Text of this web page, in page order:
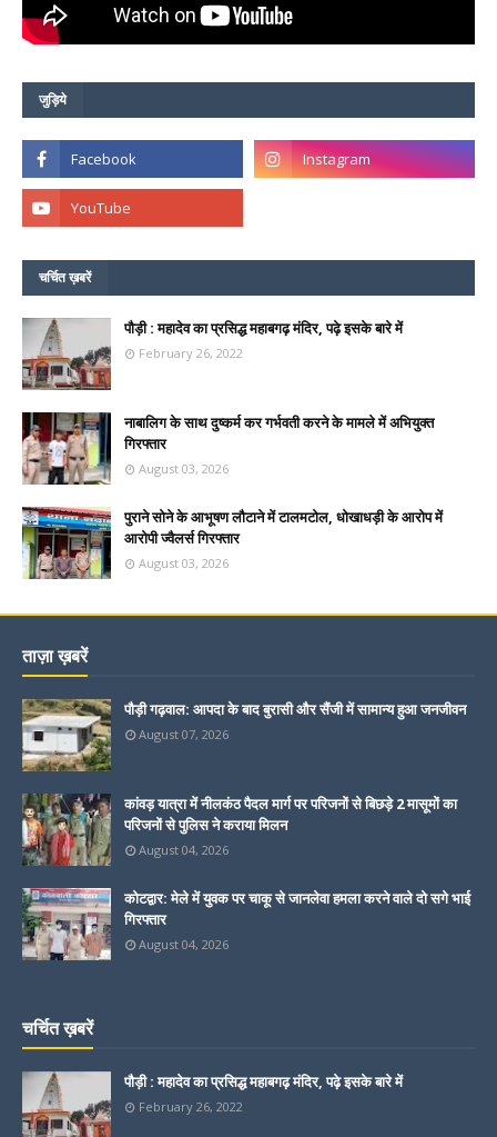
जुड़िये
चर्चित ख़बरें
पौड़ी : महादेव का प्रसिद्ध महाबगढ़ मंदिर, पढ़े इसके बारे में
February 26, 2022
नाबालिग के साथ दुष्कर्म कर गर्भवती करने के मामले में अभियुक्त
गिरफ्तार
August 03, 2026
पुराने सोने के आभूषण लौटाने में टालमटोल, धोखाधड़ी के आरोप में
आरोपी ज्वैलर्स गिरफ्तार
August 03, 2026
ताज़ा ख़बरें
पौड़ी गढ़वाल: आपदा के बाद बुरासी और सैंजी में सामान्य हुआ जनजीवन
August 07, 2026
कांवड़ यात्रा में नीलकंठ पैदल मार्ग पर परिजनों से बिछड़े 2 मासूमों का
परिजनों से पुलिस ने कराया मिलन
August 04, 2026
कोटद्वार: मेले में युवक पर चाकू से जानलेवा हमला करने वाले दो सगे भाई
गिरफ्तार
August 04, 2026
चर्चित ख़बरें
पौड़ी : महादेव का प्रसिद्ध महाबगढ़ मंदिर, पढ़े इसके बारे में
February 26, 2022